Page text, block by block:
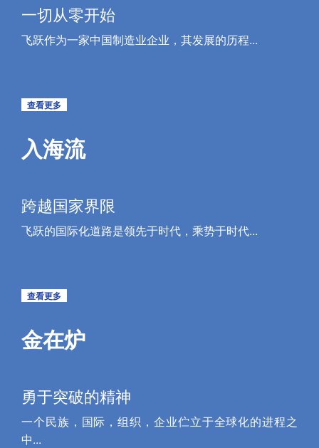
一切从零开始
飞跃作为一家中国制造业企业，其发展的历程...
查看更多
入海流
跨越国家界限
飞跃的国际化道路是领先于时代，乘势于时代...
查看更多
金在炉
勇于突破的精神
一个民族，国际，组织，企业伫立于全球化的进程之
中...